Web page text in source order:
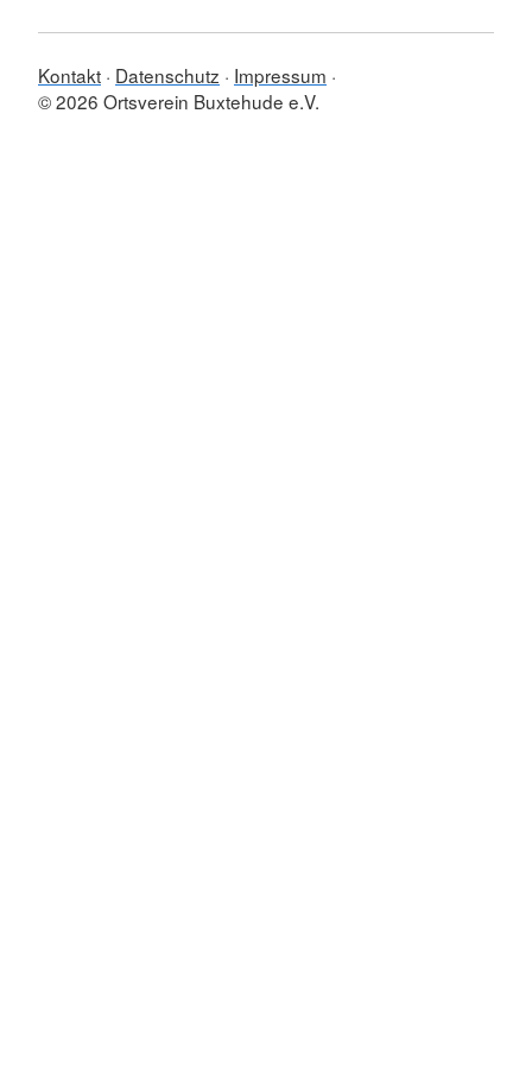
Kontakt Datenschutz
Impressum
© 2026 Ortsverein Buxtehude e.V.